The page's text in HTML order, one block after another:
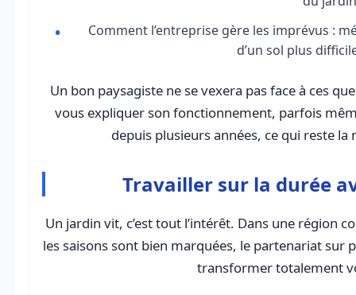
Comment l’entreprise gère les imprévus :
d’un sol plus
Un bon paysagiste ne se vexera pas face à ces
vous expliquer son fonctionnement, parfois
depuis plusieurs années, ce qui reste
Travailler sur la durée
Un jardin vit, c’est tout l’intérêt. Dans une région
les saisons sont bien marquées, le partenariat sur
transformer totalement